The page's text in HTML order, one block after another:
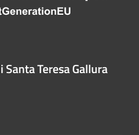
Santa Teresa Gallura